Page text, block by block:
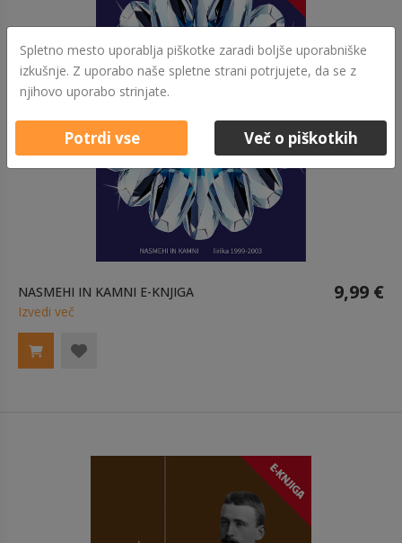
NASMEHI IN KAMNI E-KNJIGA 9,99 €
Izvedi več
Spletno mesto uporablja piškotke zaradi boljše uporabniške
izkušnje. Z uporabo naše spletne strani potrjujete, da se z
njihovo uporabo strinjate.
Potrdi vse Več o piškotkih